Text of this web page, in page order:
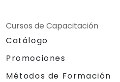
Cursos de Capacitación
Catálogo
Promociones
Métodos de Formación